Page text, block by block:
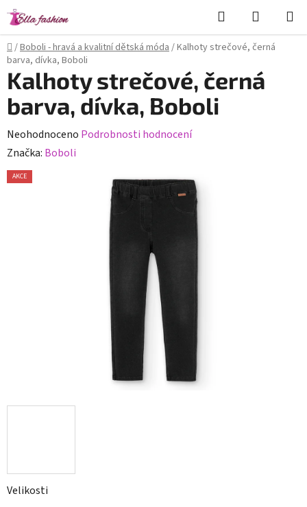
Přejít
na
obsah
Hledat
KOŠÍK
Domů
/Boboli - hravá a kvalitní dětská móda/Kalhoty strečové, černá
barva, dívka, Boboli
Velikosti
Kalhoty strečové, černá
barva, dívka, Boboli
Průměrné
hodnocení
produktu
Neohodnoceno Podrobnosti hodnocení
Značka: Boboli
AKCE